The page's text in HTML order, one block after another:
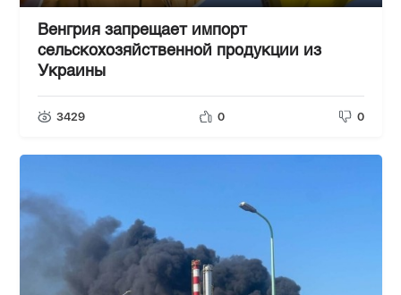
Венгрия запрещает импорт
сельскохозяйственной продукции из
Украины
3429 0 0